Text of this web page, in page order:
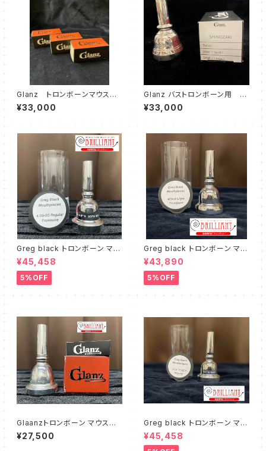
Glanz トロンボーンマウスピ
ース YTシリーズ（太管）
¥33,000
Glanz バストロンボーン用 S
HINOZAKI シグネチャーマウス
ピース
¥33,000
Greg black トロンボーン マウ
スピース 4.5G-5G Regular
¥45,458
5%OFF
Greg black トロンボーン マウ
スピース ４GSW Light
¥43,890
5%OFF
Glaanzトロンボーン マウスピ
ース ～ブリセレクト②～【太管
用】
¥27,500
Greg black トロンボーン マウ
スピース NEW YORK 5
¥45,458